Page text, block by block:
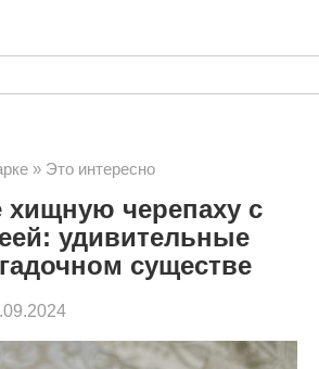
» Это интересно
хищную черепаху с
удивительные
существе